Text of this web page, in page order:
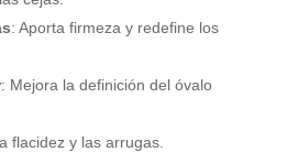
: Aporta firmeza y redefine los
: Mejora la definición del óvalo
flacidez y las arrugas.